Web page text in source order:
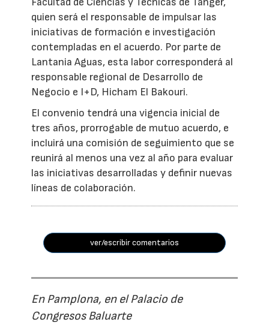
quien será el responsable de impulsar las
iniciativas de formación e investigación
contempladas en el acuerdo. Por parte de
Lantania Aguas, esta labor corresponderá al
responsable regional de Desarrollo de
Negocio e I+D, Hicham El Bakouri.
El convenio tendrá una vigencia inicial de
tres años, prorrogable de mutuo acuerdo, e
incluirá una comisión de seguimiento que se
reunirá al menos una vez al año para evaluar
las iniciativas desarrolladas y definir nuevas
líneas de colaboración.
ver/escribir comentarios
En Pamplona, en el Palacio de
Congresos Baluarte